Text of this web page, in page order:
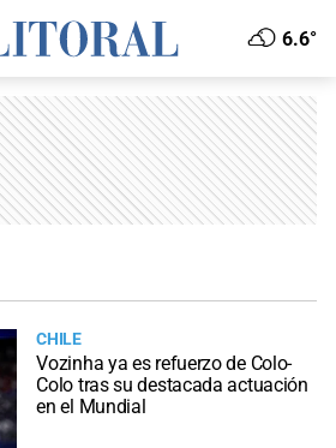
6.6°
CHILE
Vozinha ya es refuerzo de Colo-
Colo tras su destacada actuación
en el Mundial